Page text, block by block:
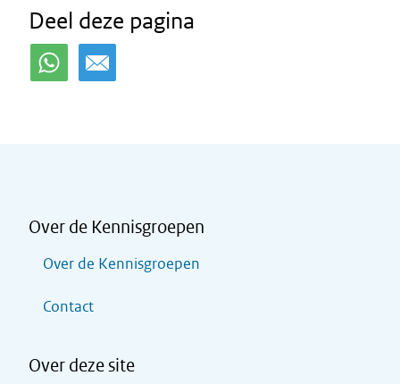
Deel deze pagina
Over de Kennisgroepen
Over de Kennisgroepen
Contact
Over deze site